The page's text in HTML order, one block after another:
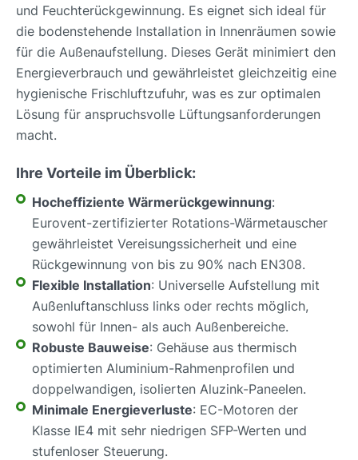
und Feuchterückgewinnung. Es eignet sich ideal für
die bodenstehende Installation in Innenräumen sowie
für die Außenaufstellung. Dieses Gerät minimiert den
Energieverbrauch und gewährleistet gleichzeitig eine
hygienische Frischluftzufuhr, was es zur optimalen
Lösung für anspruchsvolle Lüftungsanforderungen
macht.
Ihre Vorteile im Überblick:
Hocheffiziente Wärmerückgewinnung:
Eurovent-zertifizierter Rotations-Wärmetauscher
gewährleistet Vereisungssicherheit und eine
Rückgewinnung von bis zu 90% nach EN308.
Flexible Installation: Universelle Aufstellung mit
Außenluftanschluss links oder rechts möglich,
sowohl für Innen- als auch Außenbereiche.
Robuste Bauweise: Gehäuse aus thermisch
optimierten Aluminium-Rahmenprofilen und
doppelwandigen, isolierten Aluzink-Paneelen.
Minimale Energieverluste: EC-Motoren der
Klasse IE4 mit sehr niedrigen SFP-Werten und
stufenloser Steuerung.